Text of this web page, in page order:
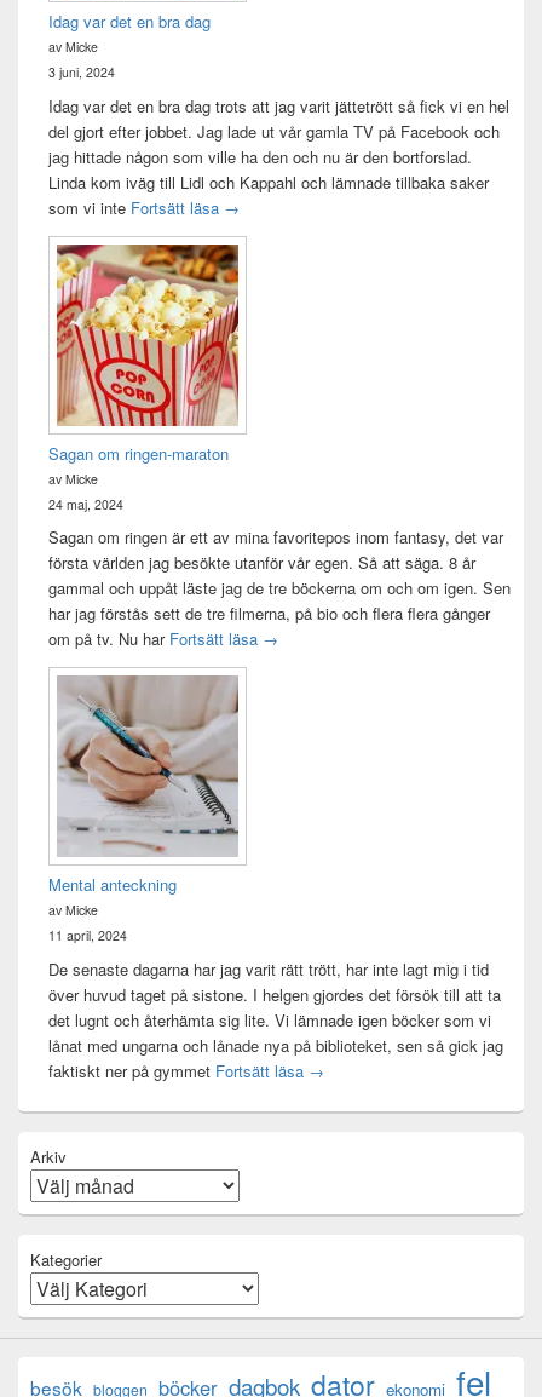
Idag var det en bra dag
av Micke
3 juni, 2024
Idag var det en bra dag trots att jag varit jättetrött så fick vi en hel
del gjort efter jobbet. Jag lade ut vår gamla TV på Facebook och
jag hittade någon som ville ha den och nu är den bortforslad.
Linda kom iväg till Lidl och Kappahl och lämnade tillbaka saker
som vi inte Fortsätt läsa Idag var det en bra dag
→
Sagan om ringen-maraton
av Micke
24 maj, 2024
Sagan om ringen är ett av mina favoritepos inom fantasy, det var
första världen jag besökte utanför vår egen. Så att säga. 8 år
gammal och uppåt läste jag de tre böckerna om och om igen. Sen
har jag förstås sett de tre filmerna, på bio och flera flera gånger
om på tv. Nu har Fortsätt läsa Sagan om ringen-maraton
→
Mental anteckning
av Micke
11 april, 2024
De senaste dagarna har jag varit rätt trött, har inte lagt mig i tid
över huvud taget på sistone. I helgen gjordes det försök till att ta
det lugnt och återhämta sig lite. Vi lämnade igen böcker som vi
lånat med ungarna och lånade nya på biblioteket, sen så gick jag
faktiskt ner på gymmet Fortsätt läsa Mental anteckning
→
Arkiv
Kategorier
besök bloggen böcker dagbok dator ekonomi fel